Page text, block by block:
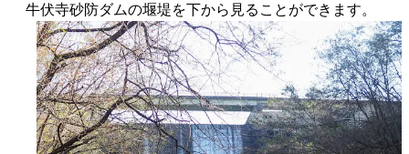
牛伏寺砂防ダムの堰堤を下から見ることができます。